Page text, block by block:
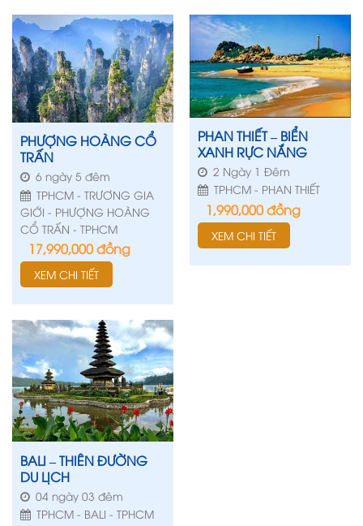
PHƯỢNG HOÀNG CỔ
TRẤN
6 ngày 5 đêm
TPHCM - TRƯƠNG GIA
GIỚI - PHƯỢNG HOÀNG
CỔ TRẤN - TPHCM
17,990,000đồng
XEM CHI TIẾT
PHAN THIẾT – BIỂN
XANH RỰC NẮNG
2 Ngày 1 Đêm
TPHCM - PHAN THIẾT
1,990,000đồng
XEM CHI TIẾT
BALI – THIÊN ĐƯỜNG
DU LỊCH
04 ngày 03 đêm
TPHCM - BALI - TPHCM